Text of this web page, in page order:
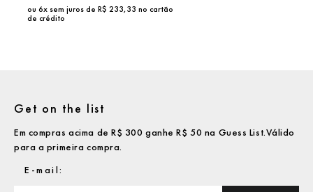
ou 6x sem juros de R$ 233,33 no cartão
de crédito
Get on the list
Em compras acima de R$ 300 ganhe R$ 50 na Guess List.Válido
para a primeira compra.